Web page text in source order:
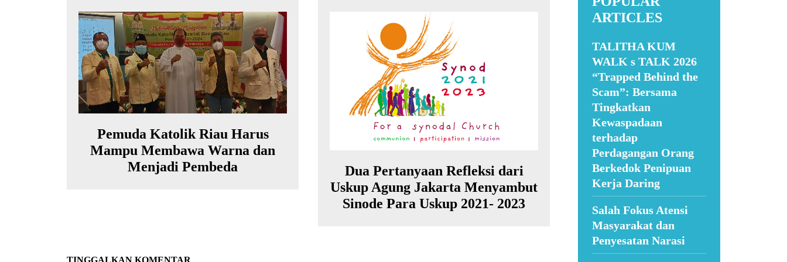
Pemuda Katolik Riau Harus
Mampu Membawa Warna dan
Menjadi Pembeda
Dua Pertanyaan Refleksi dari
Uskup Agung Jakarta Menyambut
Sinode Para Uskup 2021- 2023
ARTICLES
TALITHA KUM
WALK s TALK 2026
“Trapped Behind the
Scam”: Bersama
Tingkatkan
Kewaspadaan
terhadap
Perdagangan Orang
Berkedok Penipuan
Kerja Daring
Salah Fokus Atensi
Masyarakat dan
Penyesatan Narasi